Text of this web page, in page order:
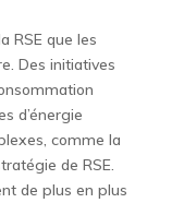
RSE que les
Des initiatives
d’énergie
comme la
de RSE.
de plus en plus